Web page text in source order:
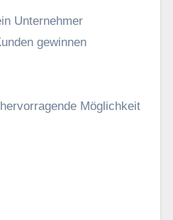
Unternehmer
gewinnen
Möglichkeit